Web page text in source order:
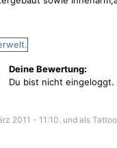
Deine Bewertung:
Du bist nicht eingeloggt.
2011 - 11:10. und als